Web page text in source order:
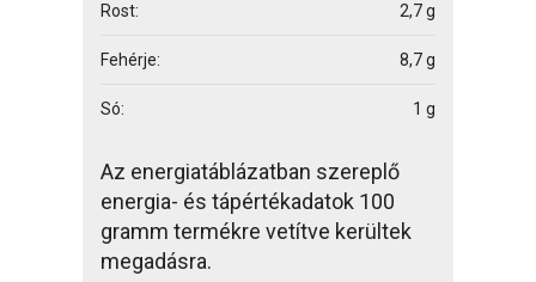
Rost: 2,7 g
Fehérje: 8,7 g
Só: 1 g
Az energiatáblázatban szereplő
energia- és tápértékadatok 100
gramm termékre vetítve kerültek
megadásra.